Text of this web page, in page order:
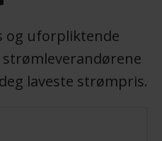
og uforpliktende
laveste strømpris.